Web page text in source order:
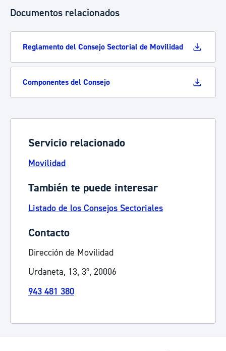
Documentos relacionados
Reglamento del Consejo Sectorial de Movilidad
Componentes del Consejo
Servicio relacionado
Movilidad
También te puede interesar
Listado de los Consejos Sectoriales
Contacto
Dirección de Movilidad
Urdaneta, 13, 3º, 20006
943 481 380